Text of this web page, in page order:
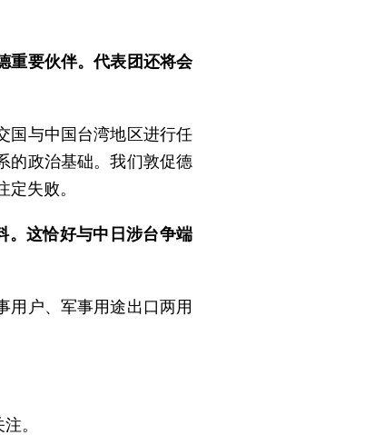
重要伙伴。代表团还将会
国与中国台湾地区进行任
的政治基础。我们敦促德
失败。
。这恰好与中日涉台争端
用户、军事用途出口两用
。